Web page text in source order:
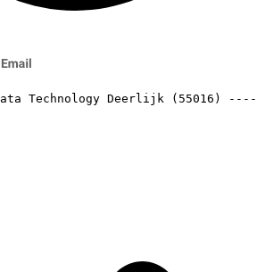
Technology Deerlijk (55016)